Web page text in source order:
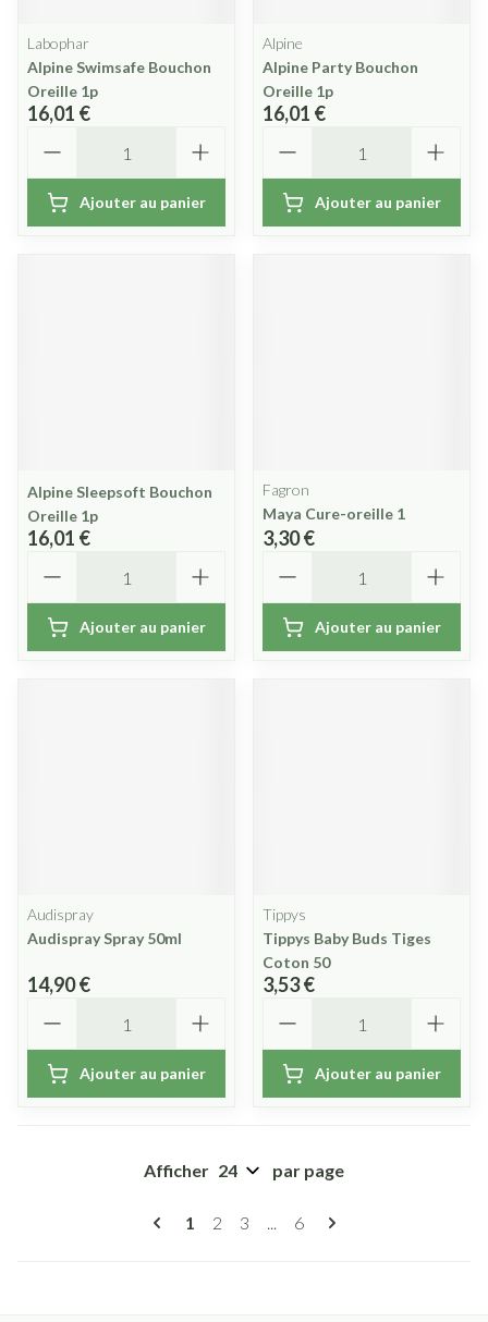
Labophar
Alpine Swimsafe Bouchon
Oreille 1p
16,01 €
Ajouter au panier
Alpine
Alpine Party Bouchon
Oreille 1p
16,01 €
Ajouter au panier
Alpine Sleepsoft Bouchon
Oreille 1p
16,01 €
Ajouter au panier
Fagron
Maya Cure-oreille 1
3,30 €
Ajouter au panier
Audispray
Audispray Spray 50ml
14,90 €
Ajouter au panier
Tippys
Tippys Baby Buds Tiges
Coton 50
3,53 €
Ajouter au panier
Pages
Vous lisez actuellement la page
1 Page
2 Page
3 ... Page
6
Afficher par page